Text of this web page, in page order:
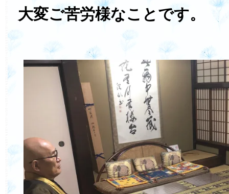
大変ご苦労様なことです。